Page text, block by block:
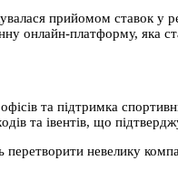
прийомом ставок
онлайн-платформу, яка
та підтримка
та івентів, що
невелику